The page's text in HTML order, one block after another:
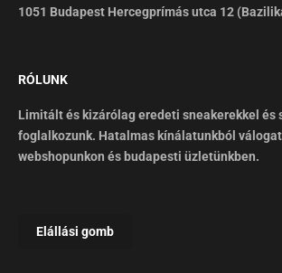
1051 Budapest Hercegprímás utca 12
RÓLUNK
Limitált és kizárólag eredeti sneakerekkel és
foglalkozunk. Hatalmas kínálatunkból
webshopunkon és budapesti üzletünkben.